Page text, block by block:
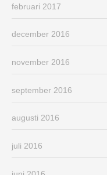
februari 2017
december 2016
november 2016
september 2016
augusti 2016
juli 2016